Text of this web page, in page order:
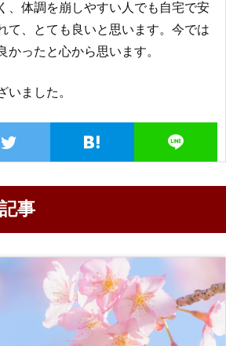
、体調を崩しやすい人でも自宅で安
て、とても良いと思います。今では
かったと心から思います。
いました。
事